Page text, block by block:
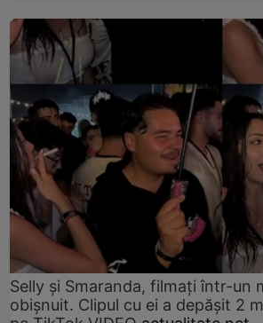
Selly și Smaranda, filmați într-un
obișnuit. Clipul cu ei a depășit 2